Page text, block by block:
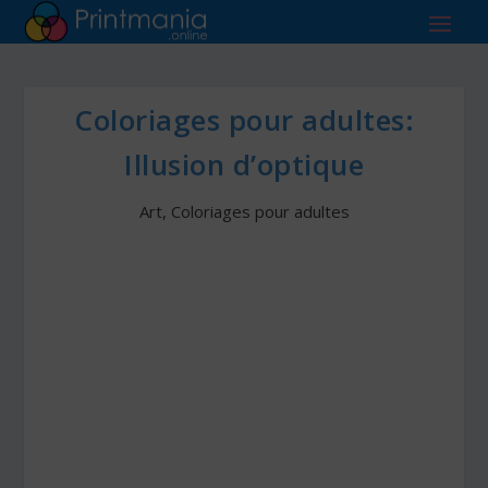
Coloriages pour adultes:
Illusion d’optique
Art, Coloriages pour adultes